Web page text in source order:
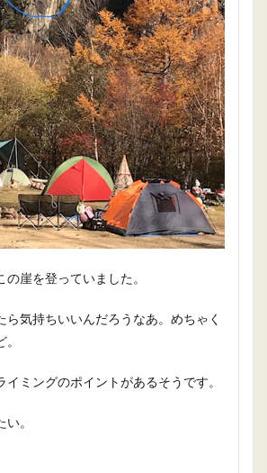
の崖を登っていました。
ら気持ちいいんだろうなあ。めちゃく
イミングのポイントがあるそうです。
。